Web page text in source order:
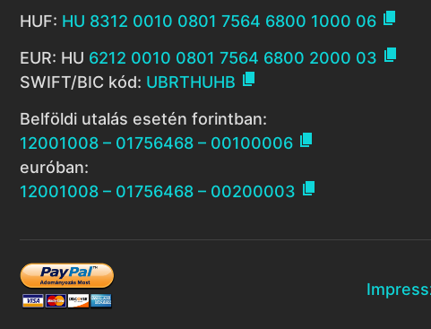
HUF: HU 8312 0010 0801 7564 6800 1000 06 
EUR: HU 6212 0010 0801 7564 6800 2000 03 
SWIFT/BIC kód: UBRTHUHB 
Belföldi utalás esetén forintban:
12001008 – 01756468 – 00100006 
euróban:
12001008 – 01756468 – 00200003 